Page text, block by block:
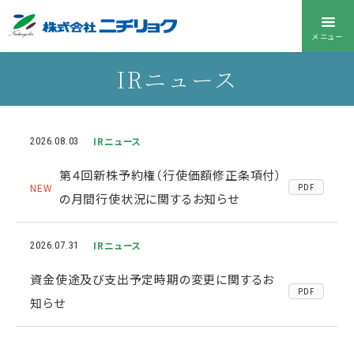
メニュー
IRニュース
2026.08.03 IRニュース
NEW
第４回新株予約権（行使価額修正条項付）
の月間行使状況に関するお知らせ
PDF
2026.07.31 IRニュース
資金使途及び支出予定時期の変更に関するお
知らせ
PDF